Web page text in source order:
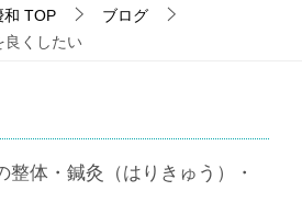
和 TOP
ブログ
良くしたい
整体・鍼灸（はりきゅう）・